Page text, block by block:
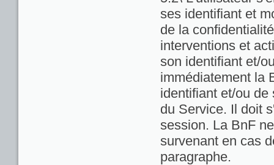
ses identifiant et
de la
interventions et
son identifiant et/
immédiatement la
identifiant et/ou
du Service. Il doit
session. La BnF
survenant en cas
paragraphe.